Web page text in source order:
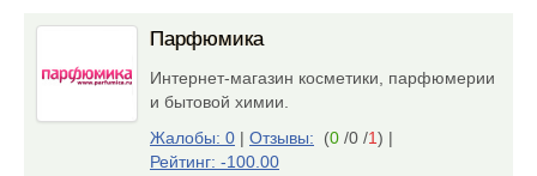
Парфюмика
Интернет-магазин косметики, парфюмерии
и бытовой химии.
Жалобы: 0 | Отзывы: (0 /0 /1) |
Рейтинг: -100.00